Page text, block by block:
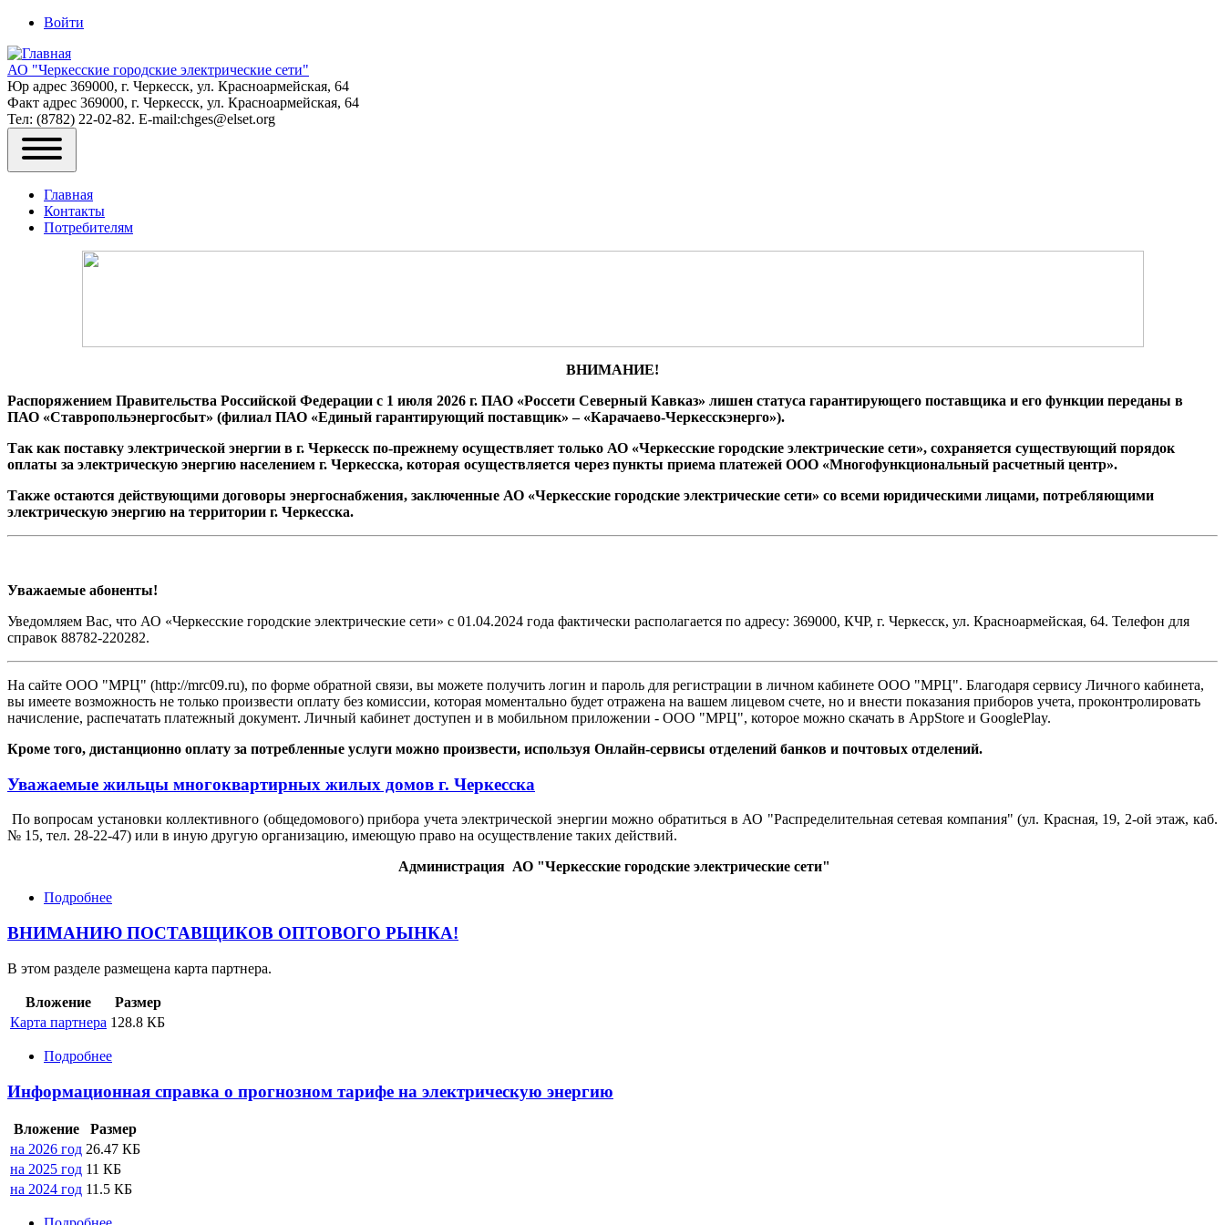
Меню
учётной
записи
пользователя
Войти
АО "Черкесские городские электрические сети"
Юр адрес 369000, г. Черкесск, ул. Красноармейская, 64
Факт адрес 369000, г. Черкесск, ул. Красноармейская, 64
Тел: (8782) 22-02-82. E-mail:chges@elset.org
Основная
Toggle
main
menu
Главная
Контакты
Потребителям
ВНИМАНИЕ!
Распоряжением Правительства Российской Федерации с 1 июля 2026 г. ПАО «Россети Северный Кавказ» лишен статуса гарантирующего поставщика и его функции переданы в
ПАО «Ставропольэнергосбыт» (филиал ПАО «Единый гарантирующий поставщик» – «Карачаево-Черкесскэнерго»).
Так как поставку электрической энергии в г. Черкесск по-прежнему осуществляет только АО «Черкесские городские электрические сети», сохраняется существующий порядок
оплаты за электрическую энергию населением г. Черкесска, которая осуществляется через пункты приема платежей ООО «Многофункциональный расчетный центр».
Также остаются действующими договоры энергоснабжения, заключенные АО «Черкесские городские электрические сети» со всеми юридическими лицами, потребляющими
электрическую энергию на территории г. Черкесска.
Уважаемые абоненты!
Уведомляем Вас, что АО «Черкесские городские электрические сети» с 01.04.2024 года фактически располагается по адресу: 369000, КЧР, г. Черкесск, ул. Красноармейская, 64. Телефон для
справок 88782-220282.
На сайте ООО "МРЦ" (http://mrc09.ru), по форме обратной связи, вы можете получить логин и пароль для регистрации в личном кабинете ООО "МРЦ". Благодаря сервису Личного кабинета,
вы имеете возможность не только произвести оплату без комиссии, которая моментально будет отражена на вашем лицевом счете, но и внести показания приборов учета, проконтролировать
начисление, распечатать платежный документ. Личный кабинет доступен и в мобильном приложении - ООО "МРЦ", которое можно скачать в AppStore и GooglePlay.
Кроме того, дистанционно оплату за потребленные услуги можно произвести, используя Онлайн-сервисы отделений банков и почтовых отделений.
Уважаемые жильцы многоквартирных жилых домов г. Черкесска
По вопросам установки коллективного (общедомового) прибора учета электрической энергии можно обратиться в АО "Распределительная сетевая компания" (ул. Красная, 19, 2-ой этаж, каб.
№ 15, тел. 28-22-47) или в иную другую организацию, имеющую право на осуществление таких действий.
Администрация АО "Черкесские городские электрические сети"
Подробнее
жильцы
многоквартирных
жилых
домов
г.
Черкесска
ВНИМАНИЮ ПОСТАВЩИКОВ ОПТОВОГО РЫНКА!
В этом разделе размещена карта партнера.
Вложение
Размер
Карта партнера 128.8 КБ
Подробнее
ПОСТАВЩИКОВ
ОПТОВОГО
Информационная справка о прогнозном тарифе на электрическую энергию
Вложение
Размер
на 2026 год 26.47 КБ
на 2025 год 11 КБ
на 2024 год 11.5 КБ